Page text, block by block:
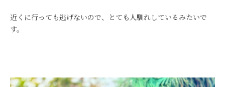
近くに行っても逃げないので、とても人馴れしているみたいで
す。